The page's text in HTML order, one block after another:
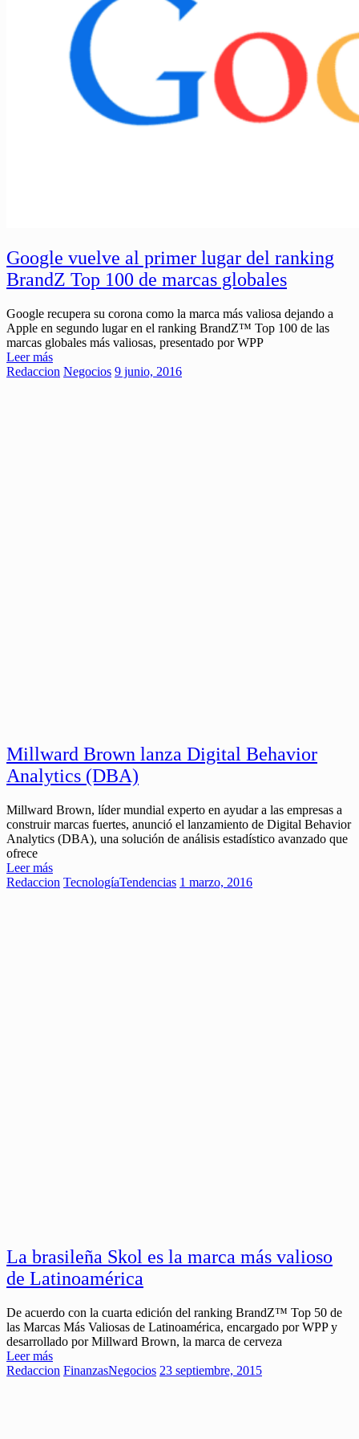
Google vuelve al primer lugar del ranking
BrandZ Top 100 de marcas globales
Google recupera su corona como la marca más valiosa dejando a
Apple en segundo lugar en el ranking BrandZ™ Top 100 de las
marcas globales más valiosas, presentado por WPP
Leer más
Redaccion Negocios 9 junio, 2016
Millward Brown lanza Digital Behavior
Analytics (DBA)
Millward Brown, líder mundial experto en ayudar a las empresas a
construir marcas fuertes, anunció el lanzamiento de Digital Behavior
Analytics (DBA), una solución de análisis estadístico avanzado que
ofrece
Leer más
Redaccion TecnologíaTendencias 1 marzo, 2016
La brasileña Skol es la marca más valioso
de Latinoamérica
De acuerdo con la cuarta edición del ranking BrandZ™ Top 50 de
las Marcas Más Valiosas de Latinoamérica, encargado por WPP y
desarrollado por Millward Brown, la marca de cerveza
Leer más
Redaccion FinanzasNegocios 23 septiembre, 2015